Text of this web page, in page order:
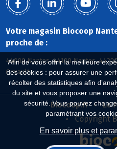
Afin de vous offrir la meilleure
des cookies : pour assurer une
récolter des statistiques afin
du site et vous proposer une
sécurité. Vous pouvez
paramétrant vos
En savoir plus et
Votre magasin Biocoop
proche de :
44000 Nantes, 44100 Nantes,
Orvault
Biocoop.fr
Le
Copyright